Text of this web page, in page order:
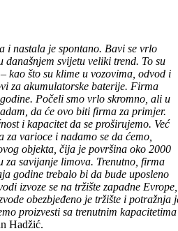
i nastala je spontano. Bavi se vrlo
današnjem svijetu veliki trend. To su
kao što su klime u vozovima, odvod i
za akumulatorske baterije. Firma
Počeli smo vrlo skromno, ali u
da će ovo biti firma za primjer.
i kapacitet da se proširujemo. Već
varioce i nadamo se da ćemo,
objekta, čija je površina oko 2000
za savijanje limova. Trenutno, firma
godine trebalo bi da bude uposleno
izvoze se na tržište zapadne Evrope,